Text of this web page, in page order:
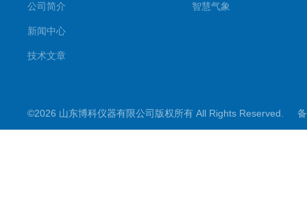
公司简介
新闻中心
技术文章
智慧气象
©2026 山东博科仪器有限公司版权所有 All Rights Reserved.